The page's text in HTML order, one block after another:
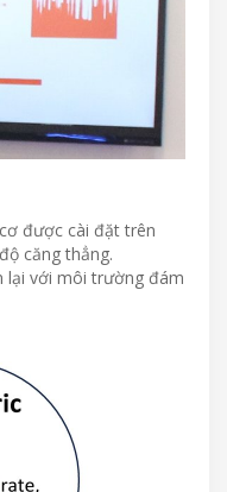
được cài đặt trên
căng thẳng.
với môi trường đám